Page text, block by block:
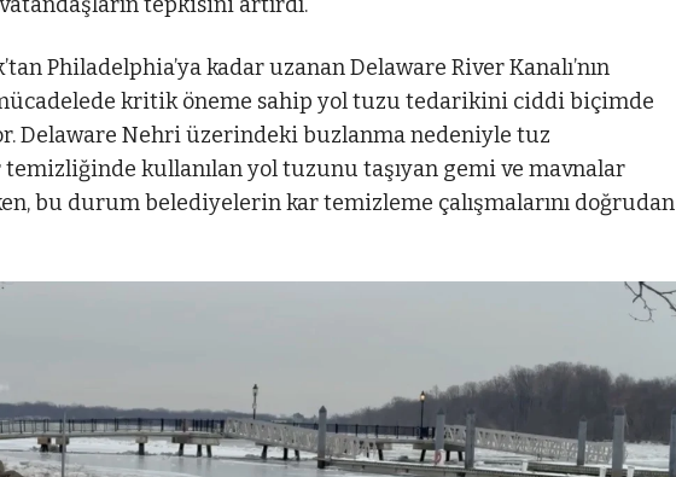
Philadelphia’ya kadar uzanan Delaware River Kanalı’nın
mücadelede kritik öneme sahip yol tuzu tedarikini ciddi biçimde
Delaware Nehri üzerindeki buzlanma nedeniyle tuz
kullanılan yol tuzunu taşıyan gemi ve mavnalar
bu durum belediyelerin kar temizleme çalışmalarını doğrudan